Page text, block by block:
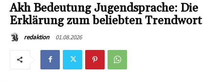
Akh Bedeutung Jugendsprache: Die
Erklärung zum beliebten Trendwort
redaktion 01.08.2026